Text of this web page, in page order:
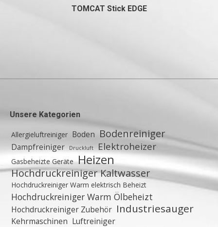
TOMCAT Stick EDGE
Unsere Kategorien
Allergieluftreiniger Boden Bodenreiniger
Dampfreiniger Druckluft Elektroheizer
Gasbeheizte Geräte Heizen
Hochdruckreiniger Kaltwasser
Hochdruckreiniger Warm elektrisch Beheizt
Hochdruckreiniger Warm Ölbeheizt
Hochdruckreiniger Zubehör Industriesauger
Kehrmaschinen Luftreiniger